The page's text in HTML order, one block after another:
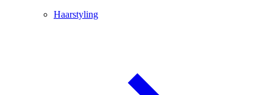
Haarstyling